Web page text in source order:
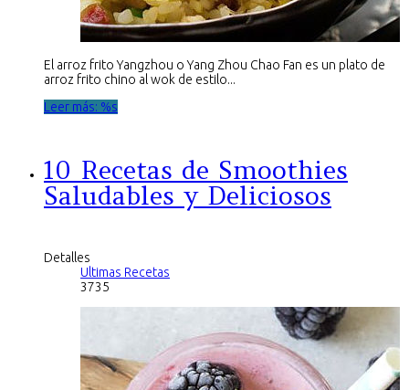
El arroz frito Yangzhou o Yang Zhou Chao Fan es un plato de
arroz frito chino al wok de estilo...
Leer más: %s
10 Recetas de Smoothies
Saludables y Deliciosos
Detalles
Ultimas Recetas
3735